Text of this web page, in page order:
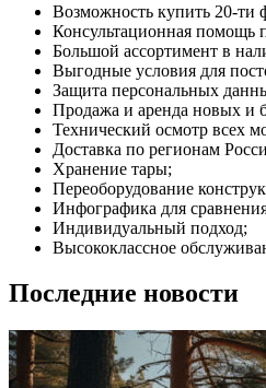
Возможность купить 20-ти
Консультационная помощь
Большой ассортимент в
Выгодные условия для
Защита персональных
Продажа и аренда новых и
Технический осмотр всех
Доставка по регионам
Хранение тары;
Переоборудование
Инфографика для
Индивидуальный подход;
Высококлассное
Последние новости